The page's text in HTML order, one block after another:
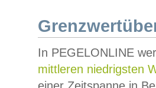
In PEGELONLINE
mittleren niedrigsten
einer Zeitspanne in